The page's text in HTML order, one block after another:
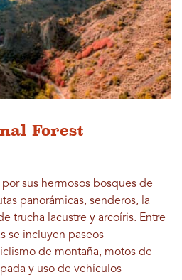
Forest
sus hermosos bosques de
panorámicas, senderos, la
trucha lacustre y arcoíris. Entre
se incluyen paseos
de montaña, motos de
y uso de vehículos